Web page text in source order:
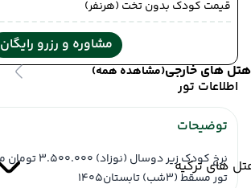
هتل های خارجی(مشاهده همه)
های ترکیه
قیمت کودک بدون تخت (هرنفر)
مشاوره و رزرو رایگان
اطلاعات تور
توضیحات
نرخ کودک زیر دوسال (نوزاد) 3.500.000 تومان می باشد.
تور مسقط (3شب) تابستان1405